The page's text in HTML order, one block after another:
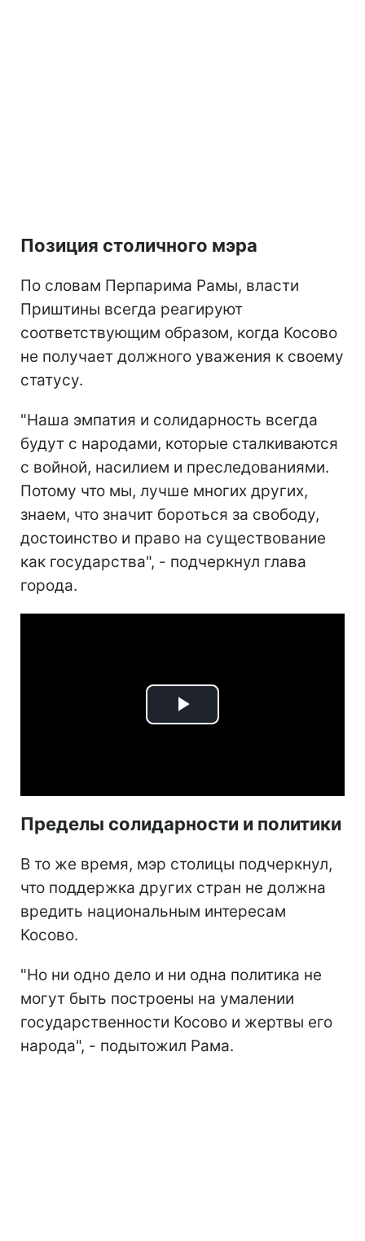
Позиция столичного мэра
По словам Перпарима Рамы, власти
Приштины всегда реагируют
соответствующим образом, когда Косово
не получает должного уважения к своему
статусу.
"Наша эмпатия и солидарность всегда
будут с народами, которые сталкиваются
с войной, насилием и преследованиями.
Потому что мы, лучше многих других,
знаем, что значит бороться за свободу,
достоинство и право на существование
как государства", - подчеркнул глава
города.
Play
Пределы солидарности и политики
В то же время, мэр столицы подчеркнул,
что поддержка других стран не должна
вредить национальным интересам
Косово.
"Но ни одно дело и ни одна политика не
могут быть построены на умалении
государственности Косово и жертвы его
народа", - подытожил Рама.